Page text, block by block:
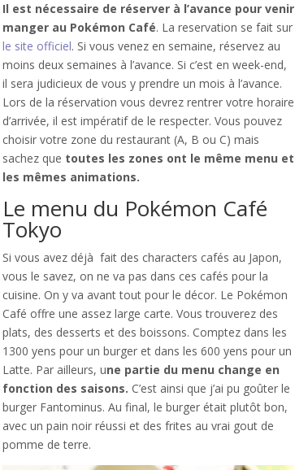
Il est nécessaire de réserver à l’avance pour venir
manger au Pokémon Café. La reservation se fait sur
le site officiel. Si vous venez en semaine, réservez au
moins deux semaines à l’avance. Si c’est en week-end,
il sera judicieux de vous y prendre un mois à l’avance.
Lors de la réservation vous devrez rentrer votre horaire
d’arrivée, il est impératif de le respecter. Vous pouvez
choisir votre zone du restaurant (A, B ou C) mais
sachez que toutes les zones ont le même menu et
les mêmes animations.
Le menu du Pokémon Café
Tokyo
Si vous avez déjà fait des characters cafés au Japon,
vous le savez, on ne va pas dans ces cafés pour la
cuisine. On y va avant tout pour le décor. Le Pokémon
Café offre une assez large carte. Vous trouverez des
plats, des desserts et des boissons. Comptez dans les
1300 yens pour un burger et dans les 600 yens pour un
Latte. Par ailleurs, une partie du menu change en
fonction des saisons. C’est ainsi que j’ai pu goûter le
burger Fantominus. Au final, le burger était plutôt bon,
avec un pain noir réussi et des frites au vrai gout de
pomme de terre.